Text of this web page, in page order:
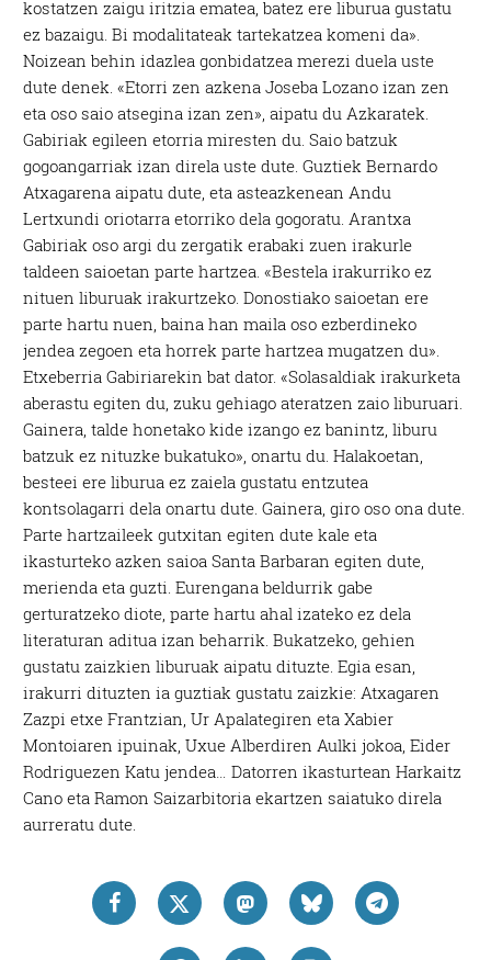
kostatzen zaigu iritzia ematea, batez ere liburua gustatu
ez bazaigu. Bi modalitateak tartekatzea komeni da».
Noizean behin idazlea gonbidatzea merezi duela uste
dute denek. «Etorri zen azkena Joseba Lozano izan zen
eta oso saio atsegina izan zen», aipatu du Azkaratek.
Gabiriak egileen etorria miresten du. Saio batzuk
gogoangarriak izan direla uste dute. Guztiek Bernardo
Atxagarena aipatu dute, eta asteazkenean Andu
Lertxundi oriotarra etorriko dela gogoratu. Arantxa
Gabiriak oso argi du zergatik erabaki zuen irakurle
taldeen saioetan parte hartzea. «Bestela irakurriko ez
nituen liburuak irakurtzeko. Donostiako saioetan ere
parte hartu nuen, baina han maila oso ezberdineko
jendea zegoen eta horrek parte hartzea mugatzen du».
Etxeberria Gabiriarekin bat dator. «Solasaldiak irakurketa
aberastu egiten du, zuku gehiago ateratzen zaio liburuari.
Gainera, talde honetako kide izango ez banintz, liburu
batzuk ez nituzke bukatuko», onartu du. Halakoetan,
besteei ere liburua ez zaiela gustatu entzutea
kontsolagarri dela onartu dute. Gainera, giro oso ona dute.
Parte hartzaileek gutxitan egiten dute kale eta
ikasturteko azken saioa Santa Barbaran egiten dute,
merienda eta guzti. Eurengana beldurrik gabe
gerturatzeko diote, parte hartu ahal izateko ez dela
literaturan aditua izan beharrik. Bukatzeko, gehien
gustatu zaizkien liburuak aipatu dituzte. Egia esan,
irakurri dituzten ia guztiak gustatu zaizkie: Atxagaren
Zazpi etxe Frantzian, Ur Apalategiren eta Xabier
Montoiaren ipuinak, Uxue Alberdiren Aulki jokoa, Eider
Rodriguezen Katu jendea… Datorren ikasturtean Harkaitz
Cano eta Ramon Saizarbitoria ekartzen saiatuko direla
aurreratu dute.